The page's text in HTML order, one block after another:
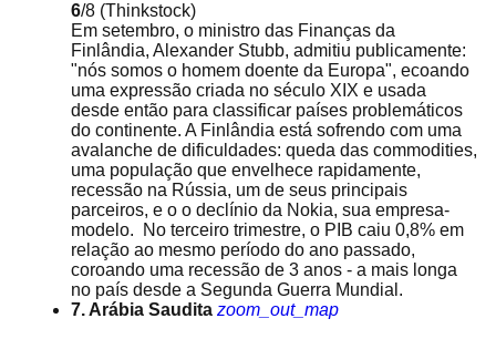
6/8 (Thinkstock)
Em setembro, o ministro das Finanças da
Finlândia, Alexander Stubb, admitiu publicamente:
"nós somos o homem doente da Europa", ecoando
uma expressão criada no século XIX e usada
desde então para classificar países problemáticos
do continente. A Finlândia está sofrendo com uma
avalanche de dificuldades: queda das commodities,
uma população que envelhece rapidamente,
recessão na Rússia, um de seus principais
parceiros, e o o declínio da Nokia, sua empresa-
modelo. No terceiro trimestre, o PIB caiu 0,8% em
relação ao mesmo período do ano passado,
coroando uma recessão de 3 anos - a mais longa
no país desde a Segunda Guerra Mundial.
7. Arábia Saudita zoom_out_map